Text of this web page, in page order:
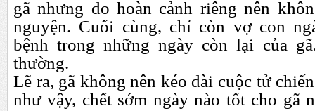
gã nhưng do hoàn cảnh riêng nên
nguyện. Cuối cùng, chỉ còn vợ con
bệnh trong những ngày còn lại của
thường.
Lẽ ra, gã không nên kéo dài cuộc tử
như vậy, chết sớm ngày nào tốt cho gã